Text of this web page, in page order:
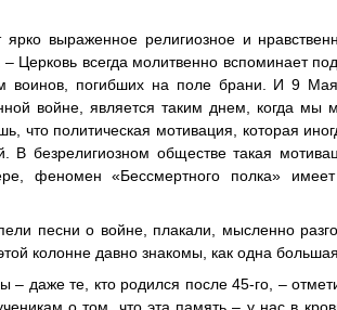
выраженное религиозное и
Церковь всегда молитвенно вспоминает
воинов, погибших на поле брани. И 9
войне, является таким днем, когда
что политическая мотивация, которая
В безрелигиозном обществе такая
феномен «Бессмертного полка»
песни о войне, плакали, мысленно
колонне давно знакомы, как одна
даже те, кто родился после 45-го, –